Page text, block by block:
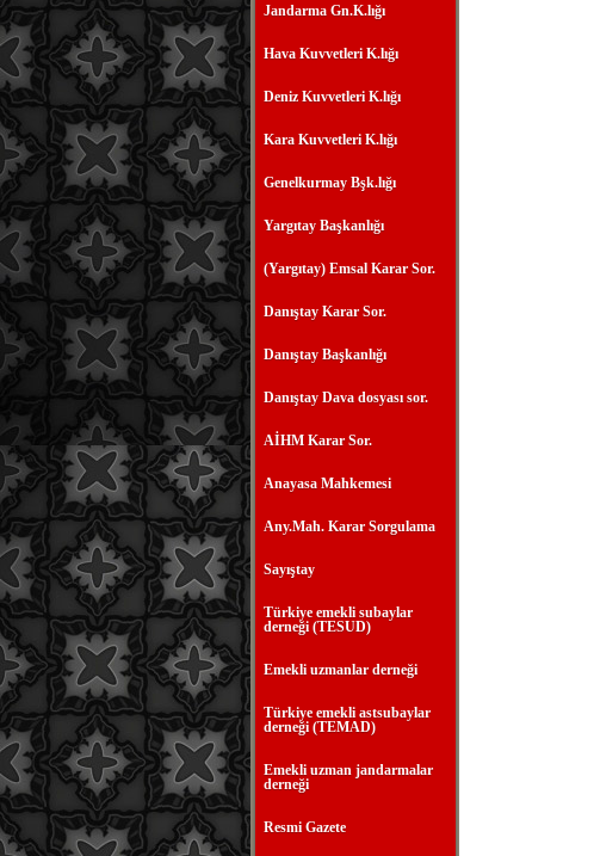
Jandarma Gn.K.lığı
Hava Kuvvetleri K.lığı
Deniz Kuvvetleri K.lığı
Kara Kuvvetleri K.lığı
Genelkurmay Bşk.lığı
Yargıtay Başkanlığı
(Yargıtay) Emsal Karar Sor.
Danıştay Karar Sor.
Danıştay Başkanlığı
Danıştay Dava dosyası sor.
AİHM Karar Sor.
Anayasa Mahkemesi
Any.Mah. Karar Sorgulama
Sayıştay
Türkiye emekli subaylar
derneği (TESUD)
Emekli uzmanlar derneği
Türkiye emekli astsubaylar
derneği (TEMAD)
Emekli uzman jandarmalar
derneği
Resmi Gazete